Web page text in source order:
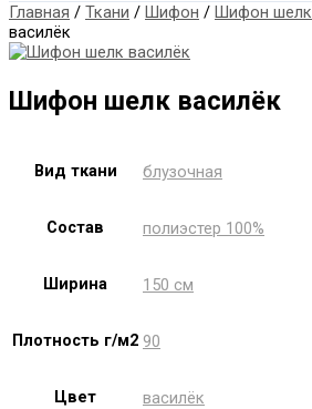
Главная / Ткани / Шифон / Шифон шелк
василёк
Шифон шелк василёк
Вид ткани блузочная
Состав полиэстер 100%
Ширина 150 см
Плотность г/м2 90
Цвет василёк